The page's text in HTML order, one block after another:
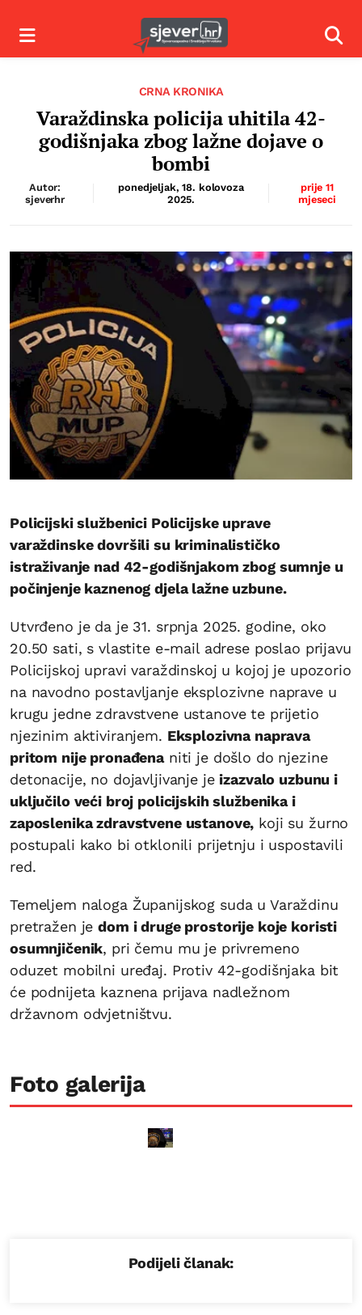
Izbornik
CRNA KRONIKA
Varaždinska policija uhitila 42-
godišnjaka zbog lažne dojave o
bombi
Autor:
sjeverhr
ponedjeljak, 18. kolovoza
2025.
prije 11
mjeseci
Policijski službenici Policijske uprave
varaždinske dovršili su kriminalističko
istraživanje nad 42-godišnjakom zbog sumnje u
počinjenje kaznenog djela lažne uzbune.
Utvrđeno je da je 31. srpnja 2025. godine, oko
20.50 sati, s vlastite e-mail adrese poslao prijavu
Policijskoj upravi varaždinskoj u kojoj je upozorio
na navodno postavljanje eksplozivne naprave u
krugu jedne zdravstvene ustanove te prijetio
njezinim aktiviranjem. Eksplozivna naprava
pritom nije pronađenaniti je došlo do njezine
detonacije, no dojavljivanje jeizazvalo uzbunu i
uključilo veći broj policijskih službenika i
zaposlenika zdravstvene ustanove, koji su žurno
postupali kako bi otklonili prijetnju i uspostavili
red.
Temeljem naloga Županijskog suda u Varaždinu
pretražen jedom i druge prostorije koje koristi
osumnjičenik, pri čemu mu je privremeno
oduzet mobilni uređaj. Protiv 42-godišnjaka bit
će podnijeta kaznena prijava nadležnom
državnom odvjetništvu.
Foto galerija
Podijeli članak: